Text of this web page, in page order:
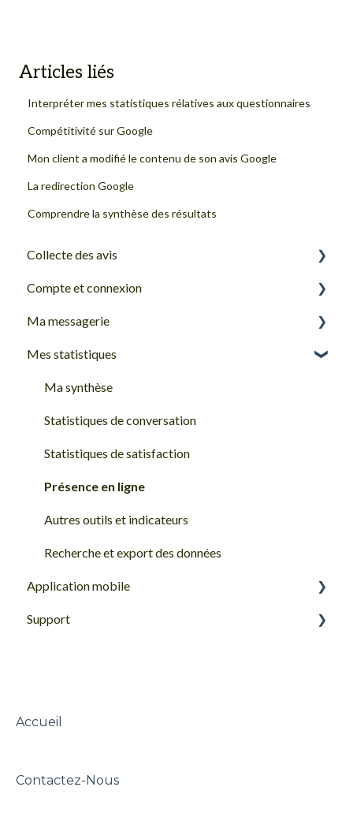
Articles liés
Interpréter mes statistiques rélatives aux questionnaires
Compétitivité sur Google
Mon client a modifié le contenu de son avis Google
La redirection Google
Comprendre la synthèse des résultats
Collecte des avis
Canaux de collecte et sources d'avis
Compte et connexion
Premiers pas sur Goodays
Les bases d'organisation des comptes Goodays
Mon profil Goodays
Mot de passe et connexion
Problèmes de connexion
Ma messagerie
Ma boîte de réception Goodays
Répondre et gérer mes avis clients
Fonctionnalités de réponse
Fonctionnalités de partage
Autres actions rapides
Modifier ou supprimer un avis ou une réponse
Chat
Mes statistiques
Ma synthèse
Statistiques de conversation
Statistiques de satisfaction
Présence en ligne
Autres outils et indicateurs
Recherche et export des données
Application mobile
Prise en main de l'application mobile
Support
Accueil
Contactez-Nous